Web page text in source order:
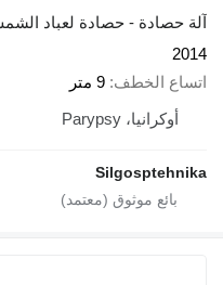
آلة حصادة - حصادة لعباد
2014
اتساع الخطف 9 متر
أوكرانيا، Parypsy
Silgosptehnika